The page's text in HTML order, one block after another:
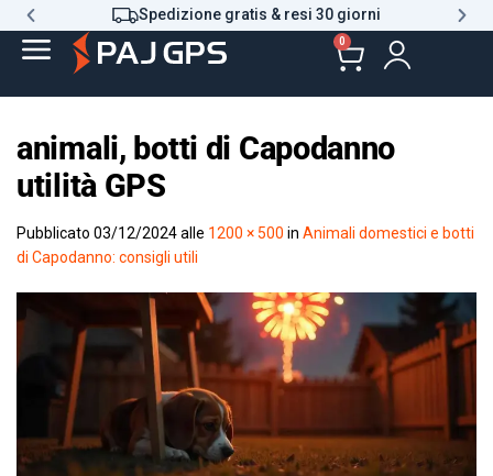
Spedizione gratis & resi 30 giorni
0
animali, botti di Capodanno
utilità GPS
Pubblicato 03/12/2024alle 1200 × 500 in Animali domestici e botti
di Capodanno: consigli utili